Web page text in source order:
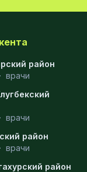
район
· врачи
· врачи
район
· врачи
район